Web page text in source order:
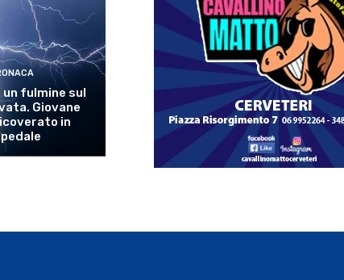
un fulmine sul
Giovane
in